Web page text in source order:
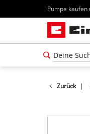
Pumpe kaufen
Zurück |